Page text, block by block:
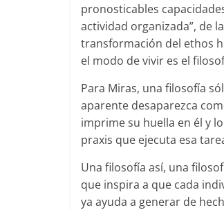
pronosticables
actividad organizada”, de
transformación del ethos
el modo de vivir es el
Para Miras, una filosofía
aparente desaparezca
imprime su huella en él y
praxis que ejecuta esa
Una filosofía así, una
que inspira a que cada
ya ayuda a generar de